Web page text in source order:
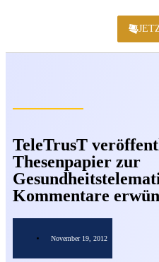
TeleTrusT
Thesenpapier zur
Kommentare
November 19, 2012